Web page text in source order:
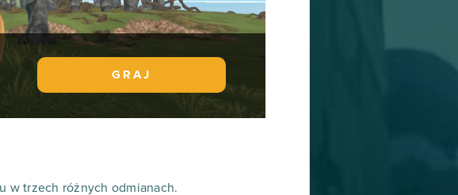
GRAJ
w trzech różnych odmianach.